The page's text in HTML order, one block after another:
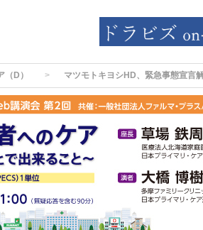
（D） マツモトキヨシHD、緊急事態宣言